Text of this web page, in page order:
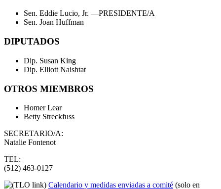
Sen. Eddie Lucio, Jr. —PRESIDENTE/A
Sen. Joan Huffman
DIPUTADOS
Dip. Susan King
Dip. Elliott Naishtat
OTROS MIEMBROS
Homer Lear
Betty Streckfuss
SECRETARIO/A:
Natalie Fontenot
TEL:
(512) 463-0127
Calendario y medidas enviadas a comité (solo en